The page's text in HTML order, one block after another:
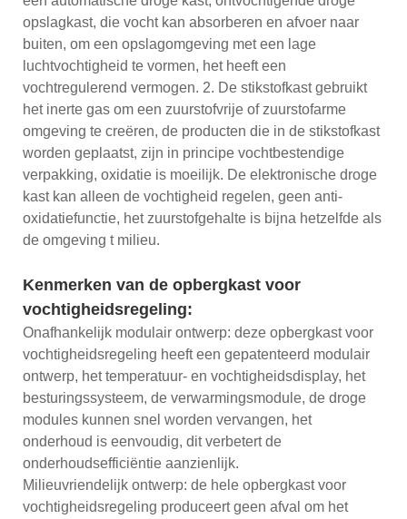
opslagkast, die vocht kan absorberen en afvoer naar
buiten, om een ​​opslagomgeving met een lage
luchtvochtigheid te vormen, het heeft een
vochtregulerend vermogen. 2. De stikstofkast gebruikt
het inerte gas om een ​​zuurstofvrije of zuurstofarme
omgeving te creëren, de producten die in de stikstofkast
worden geplaatst, zijn in principe vochtbestendige
verpakking, oxidatie is moeilijk. De elektronische droge
kast kan alleen de vochtigheid regelen, geen anti-
oxidatiefunctie, het zuurstofgehalte is bijna hetzelfde als
de omgeving t milieu.
Kenmerken van de opbergkast voor
vochtigheidsregeling:
Onafhankelijk modulair ontwerp: deze opbergkast voor
vochtigheidsregeling heeft een gepatenteerd modulair
ontwerp, het temperatuur- en vochtigheidsdisplay, het
besturingssysteem, de verwarmingsmodule, de droge
modules kunnen snel worden vervangen, het
onderhoud is eenvoudig, dit verbetert de
onderhoudsefficiëntie aanzienlijk.
Milieuvriendelijk ontwerp: de hele opbergkast voor
vochtigheidsregeling produceert geen afval om het